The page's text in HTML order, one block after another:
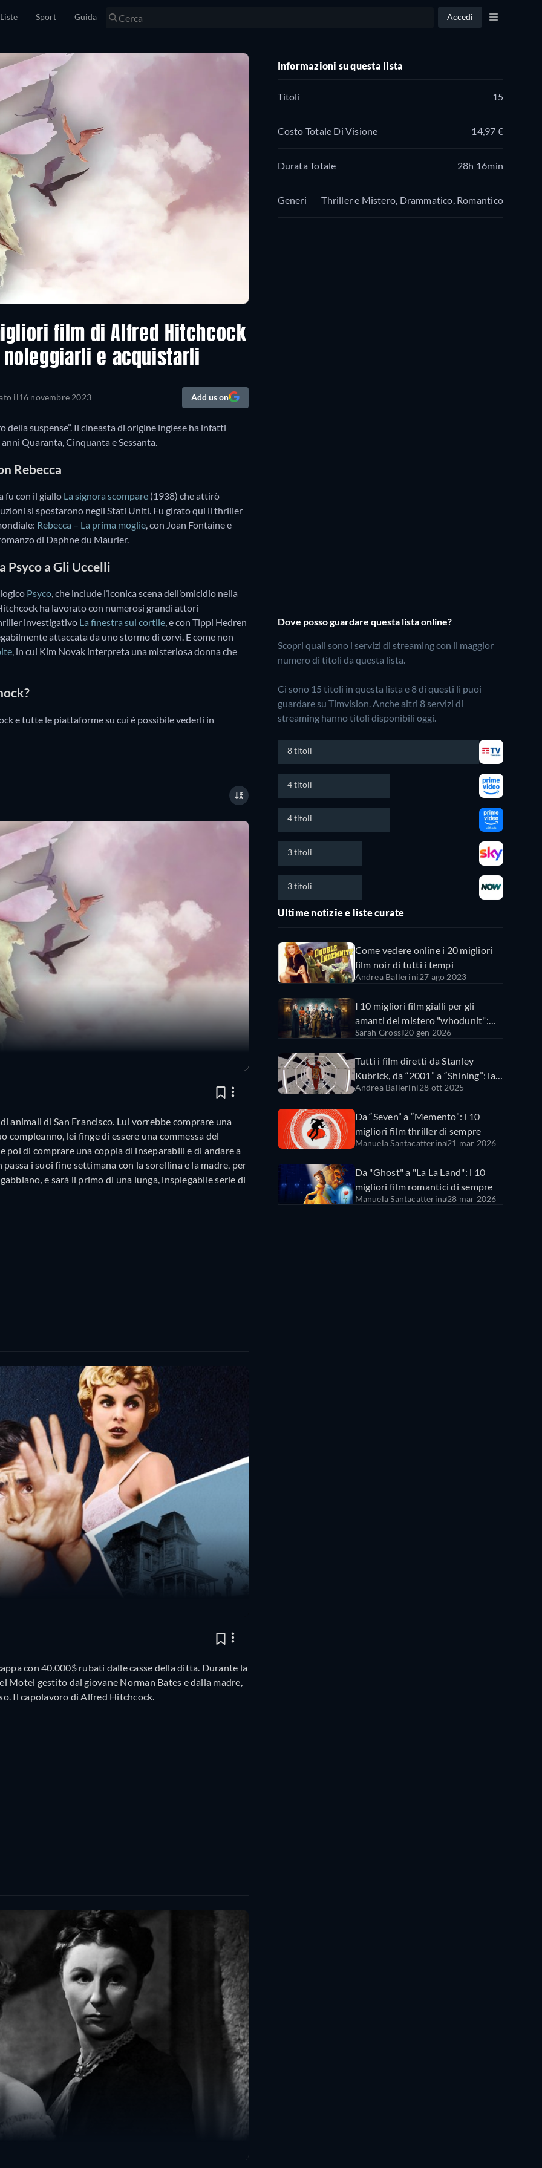
Liste Sport Guida Accedi
film di Alfred Hitchcock
e acquistarli
il16 novembre 2023 Add us on
suspense”. Il cineasta di origine inglese ha infatti
Quaranta, Cinquanta e Sessanta.
Rebecca
fu con il giallo La signora scompare (1938) che attirò
si spostarono negli Stati Uniti. Fu girato qui il thriller
Rebecca – La prima moglie, con Joan Fontaine e
di Daphne du Maurier.
a Gli Uccelli
Psyco, che include l’iconica scena dell’omicidio nella
ha lavorato con numerosi grandi attori
investigativo La finestra sul cortile, e con Tippi Hedren
attaccata da uno stormo di corvi. E come non
, in cui Kim Novak interpreta una misteriosa donna che
e tutte le piattaforme su cui è possibile vederli in
di San Francisco. Lui vorrebbe comprare una
compleanno, lei finge di essere una commessa del
poi di comprare una coppia di inseparabili e di andare a
i suoi fine settimana con la sorellina e la madre, per
e sarà il primo di una lunga, inspiegabile serie di
con 40.000$ rubati dalle casse della ditta. Durante la
Motel gestito dal giovane Norman Bates e dalla madre,
Il capolavoro di Alfred Hitchcock.
Informazioni su questa lista
Titoli 15
Costo Totale Di Visione 14,97 €
Durata Totale 28h 16min
Generi Thriller e Mistero, Drammatico, Romantico
Dove posso guardare questa lista online?
Scopri quali sono i servizi di streaming con il maggior
numero di titoli da questa lista.
Ci sono 15 titoli in questa lista e 8 di questi li puoi
guardare su Timvision.Anche altri 8 servizi di
streaming hanno titoli disponibili oggi.
8 titoli
4 titoli
4 titoli
3 titoli
3 titoli
Ultime notizie e liste curate
Come vedere online i 20 migliori
film noir di tutti i tempi
Andrea Ballerini27 ago 2023
I 10 migliori film gialli per gli
amanti del mistero "whodunit":
dai classici alle ultime uscite
Sarah Grossi20 gen 2026
Tutti i film diretti da Stanley
Kubrick, da “2001” a “Shining”: la
nostra classifica
Andrea Ballerini28 ott 2025
Da “Seven” a “Memento”: i 10
migliori film thriller di sempre
Manuela Santacatterina21 mar 2026
Da "Ghost" a "La La Land": i 10
migliori film romantici di sempre
Manuela Santacatterina28 mar 2026